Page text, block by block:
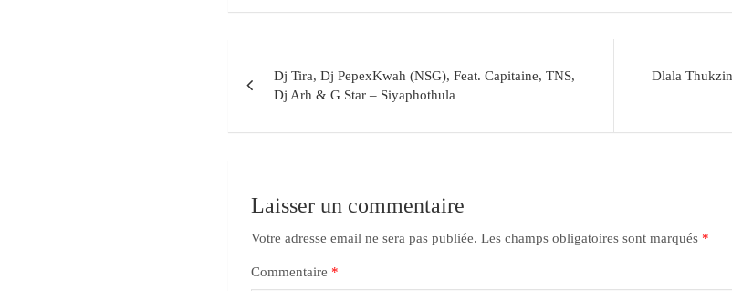
Dj Tira, Dj PepexKwah (NSG), Feat. Capitaine, TNS,
Dj Arh & G Star – Siyaphothula
Dlala
Laisser un commentaire
Votre adresse email ne sera pas publiée. Les champs obligatoires sont marqués *
Commentaire *